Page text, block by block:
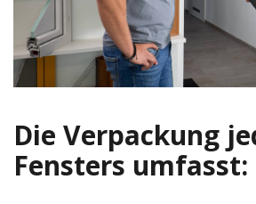
Die Verpackung
Fensters umfasst: